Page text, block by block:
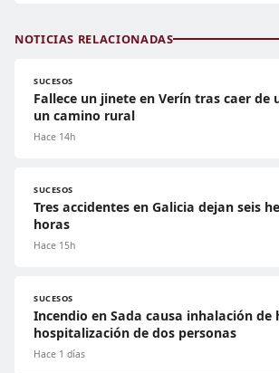
NOTICIAS RELACIONADAS
SUCESOS
Fallece un jinete en Verín tras caer de
un camino rural
Hace 14h
SUCESOS
Tres accidentes en Galicia dejan seis
horas
Hace 15h
SUCESOS
Incendio en Sada causa inhalación de
hospitalización de dos personas
Hace 1 días